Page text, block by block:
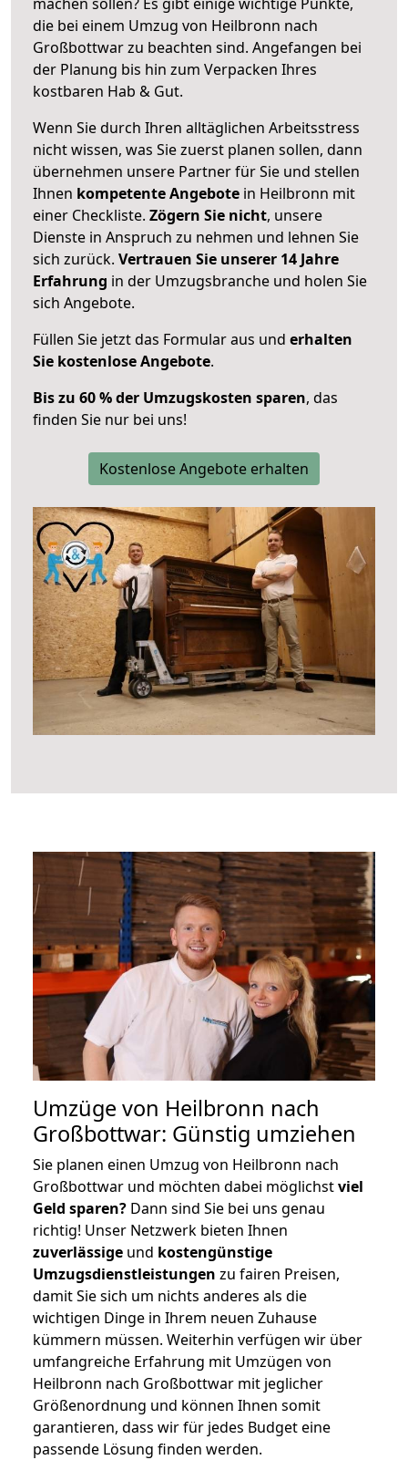
die bei einem Umzug von Heilbronn nach
Großbottwar zu beachten sind. Angefangen bei
der Planung bis hin zum Verpacken Ihres
kostbaren Hab & Gut.
Wenn Sie durch Ihren alltäglichen Arbeitsstress
nicht wissen, was Sie zuerst planen sollen, dann
übernehmen unsere Partner für Sie und stellen
Ihnen kompetente Angebote in Heilbronn mit
einer Checkliste. Zögern Sie nicht, unsere
Dienste in Anspruch zu nehmen und lehnen Sie
sich zurück. Vertrauen Sie unserer 14 Jahre
Erfahrung in der Umzugsbranche und holen Sie
sich Angebote.
Füllen Sie jetzt das Formular aus und erhalten
Sie kostenlose Angebote.
Bis zu 60 % der Umzugskosten sparen, das
finden Sie nur bei uns!
Kostenlose Angebote erhalten
Umzüge von Heilbronn nach
Großbottwar: Günstig umziehen
Sie planen einen Umzug von Heilbronn nach
Großbottwar und möchten dabei möglichstviel
Geld sparen? Dann sind Sie bei uns genau
richtig! Unser Netzwerk bieten Ihnen
zuverlässige und kostengünstige
Umzugsdienstleistungen zu fairen Preisen,
damit Sie sich um nichts anderes als die
wichtigen Dinge in Ihrem neuen Zuhause
kümmern müssen. Weiterhin verfügen wir über
umfangreiche Erfahrung mit Umzügen von
Heilbronn nach Großbottwar mit jeglicher
Größenordnung und können Ihnen somit
garantieren, dass wir für jedes Budget eine
passende Lösung finden werden.